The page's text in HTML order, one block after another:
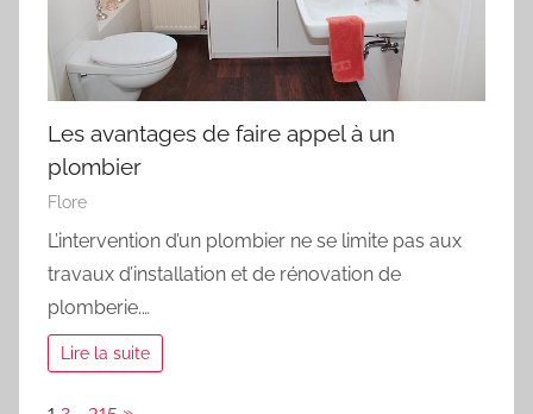
Les avantages de faire appel à un
plombier
Flore
L’intervention d’un plombier ne se limite pas aux
travaux d’installation et de rénovation de
plomberie.…
Lire la suite